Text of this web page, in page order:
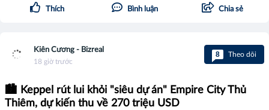
Thích Bình luận Chia sẻ
Kiên Cương - Bizreal
18 giờ trước
8 Theo dõi
🏙️ Keppel rút lui khỏi "siêu dự án" Empire City Thủ
Thiêm, dự kiến thu về 270 triệu USD